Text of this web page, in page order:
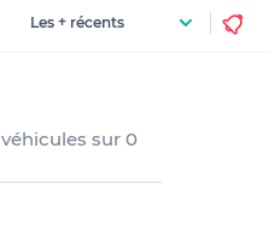
véhicules sur 0